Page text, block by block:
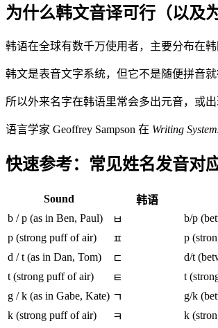
为什么韩文音译可行（以及
韩语在全球有数千万使用者，主要分布在
韩文是表音文字系统，但它不是随便拼音
所以外来名字在韩语里常会多出元音，或
语言学家 Geoffrey Sampson 在 Writing
快速参考：常见姓名发音对
Sound 韩语
b / p (as in Ben, Paul)
ㅂ b/p
p (strong puff of air)
ㅍ p
d / t (as in Dan, Tom)
ㄷ d/t
t (strong puff of air)
ㅌ t
g / k (as in Gabe, Kate) ㄱ g/k
k (strong puff of air)
ㅋ k